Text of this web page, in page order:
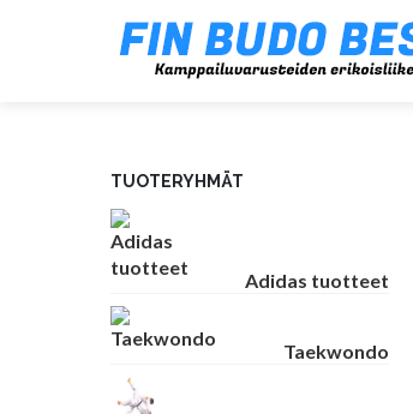
TUOTERYHMÄT
Adidas tuotteet
Taekwondo